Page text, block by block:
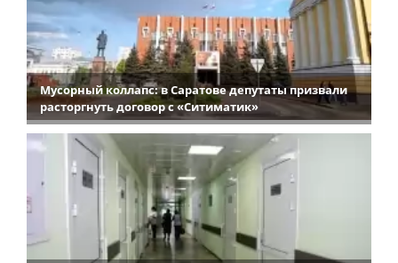
Мусорный коллапс: в Саратове депутаты призвали
расторгнуть договор с «Ситиматик»